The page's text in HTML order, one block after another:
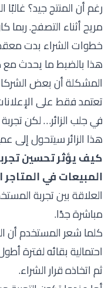
رغم أن المنتج جيد؟
مريح أثناء التصفح. ربما
خطوات الشراء بدت
هذا بالضبط ما يحدث مع
المشكلة أن بعض
تعتمد فقط على
في جلب الزائر… لكن
هذا الزائر سيتحول إلى
المبيعات في المتاجر
العلاقة بين تجربة
مباشرة جدًا.
كلما شعر المستخدم
احتمالية بقائه لفترة
ثم اتخاذه قرار الشراء.